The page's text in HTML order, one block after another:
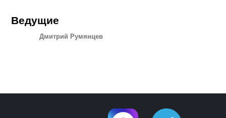
Ведущие
Дмитрий Румянцев